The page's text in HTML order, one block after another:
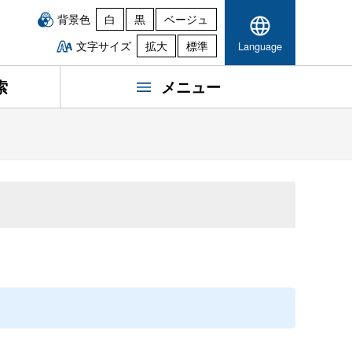
背景色 白 黒
ベージュ
文字サイズ
拡大 標準 Language
メニュー